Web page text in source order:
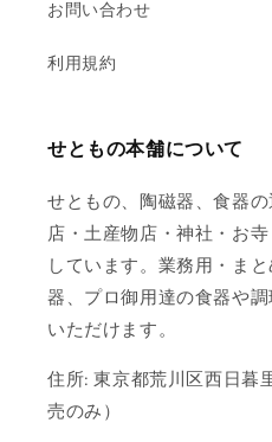
お問い合わせ
利用規約
せともの本舗について
せともの、陶磁器、食器
店・土産物店・神社・お
しています。業務用・ま
器、プロ御用達の食器や
いただけます。
住所: 東京都荒川区西日暮
売のみ）